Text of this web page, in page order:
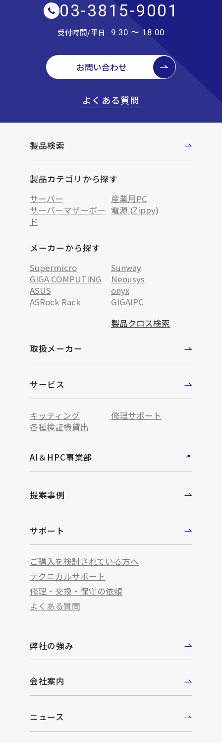
03-3815-9001
受付時間/平日 9:30 〜 18:00
お問い合わせ
よくある質問
製品検索
製品カテゴリから探す
サーバー
産業用PC
サーバーマザーボー
ド
電源 (Zippy)
メーカーから探す
Supermicro
Sunway
GIGA COMPUTING
Neousys
ASUS
onyx
ASRock Rack
GIGAIPC
製品クロス検索
取扱メーカー
サービス
キッティング
修理サポート
各種検証機貸出
AI＆HPC事業部
提案事例
サポート
ご購入を検討されている方へ
テクニカルサポート
修理・交換・保守の依頼
よくある質問
弊社の強み
会社案内
ニュース